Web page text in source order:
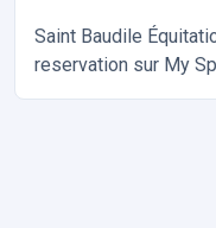
Saint Baudile
reservation sur My